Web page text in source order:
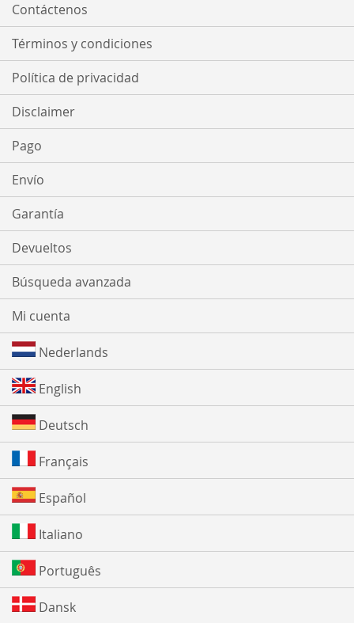
Contáctenos
Términos y condiciones
Política de privacidad
Disclaimer
Pago
Envío
Garantía
Devueltos
Búsqueda avanzada
Mi cuenta
Nederlands
English
Deutsch
Français
Español
Italiano
Português
Dansk